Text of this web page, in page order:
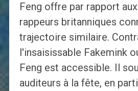
Feng offre par rapport
rappeurs britanniques
trajectoire similaire.
l'insaisissable Fakemink
Feng est accessible. Il
auditeurs à la fête, en